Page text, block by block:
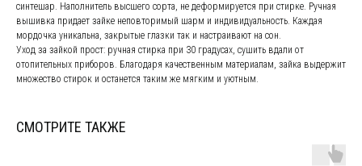
синтешар. Наполнитель высшего сорта, не деформируется при стирке. Ручная
вышивка придает зайке неповторимый шарм и индивидуальность. Каждая
мордочка уникальна, закрытые глазки так и настраивают на сон.
Уход за зайкой прост: ручная стирка при 30 градусах, сушить вдали от
отопительных приборов. Благодаря качественным материалам, зайка выдержит
множество стирок и останется таким же мягким и уютным.
СМОТРИТЕ ТАКЖЕ